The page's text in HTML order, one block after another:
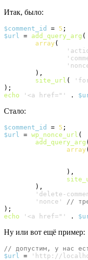
Итак, было:
$comment_id = 5
$url
= add_query_arg (
array (
) ,
site_url (
)
echo
'<a href="' .
Стало:
$comment_id = 5
$url
= wp_nonce_url (
add_query_arg
array
) ,
) ,
'delete-
'nonce'
//
)
echo
'<a href="' .
Ну или вот ещё пример:
// допустим, у нас
$url
= 'http://